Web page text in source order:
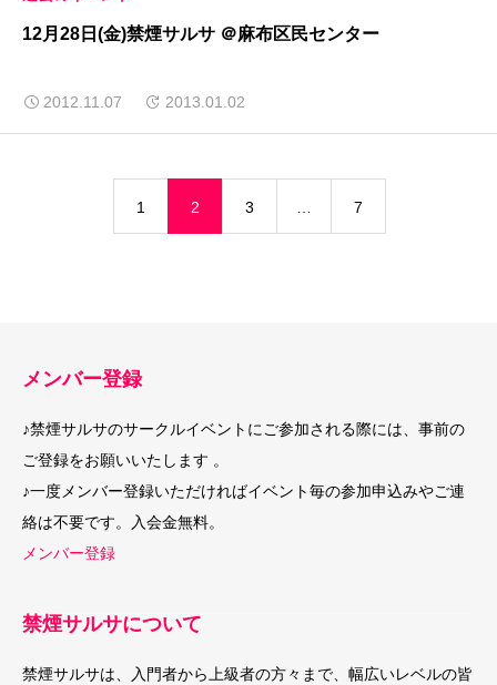
12月28日(金)禁煙サルサ ＠麻布区民センター
2012.11.07 2013.01.02
1 2 3 7
メンバー登録
♪禁煙サルサのサークルイベントにご参加される際には、事前の
ご登録をお願いいたします 。
♪一度メンバー登録いただければイベント毎の参加申込みやご連
絡は不要です。入会金無料。
メンバー登録
禁煙サルサについて
禁煙サルサは、入門者から上級者の方々まで、幅広いレベルの皆